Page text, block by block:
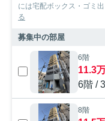
には宅配ボックス・ゴミ
る
募集中の部屋
6階
11.3
6階 /
8階